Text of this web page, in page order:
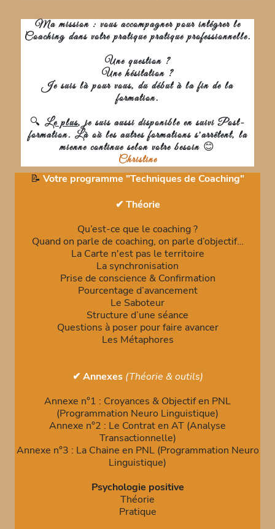
Ma mission : vous accompagner pour intégrer le
Coaching dans votre pratique pratique professionnelle.
Une question ?
Une hésitation ?
Je suis là pour vous, du début à la fin de la
formation.
🔍 Le plus, je suis aussi disponible en suivi Post-
formation. Là où les autres formations s'arrêtent, la
mienne continue selon votre besoin 😊
Christine
📝 Votre programme "Techniques de Coaching"
✔ Théorie
Qu’est-ce que le coaching ?
Quand on parle de coaching, on parle d’objectif…
La Carte n'est pas le territoire
La synchronisation
Prise de conscience & Confirmation
Pourcentage d’avancement
Le Saboteur
Structure d’une séance
Questions à poser pour faire avancer
Les Métaphores
✔ Annexes (Théorie & outils)
Annexe n°1 : Croyances & Objectif en PNL
(Programmation Neuro Linguistique)
Annexe n°2 : Le Contrat en AT (Analyse
Transactionnelle)
Annexe n°3 : La Chaine en PNL (Programmation Neuro
Linguistique)
Psychologie positive
Théorie
Pratique